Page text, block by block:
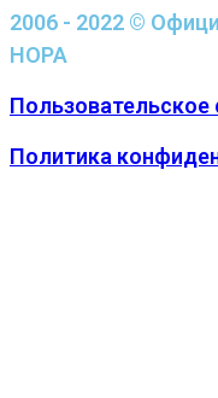
2006 - 2022 ©
НОРА
Пользовательское
Политика